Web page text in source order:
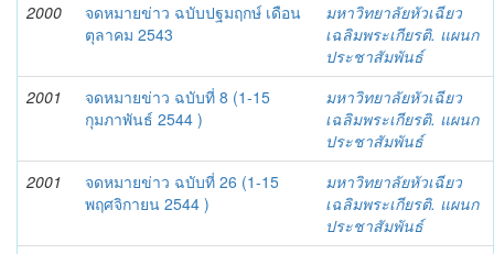
2000
จดหมายข่าว ฉบับปฐมฤกษ์ เดือน
ตุลาคม 2543
มหาวิทยาลัยหัวเฉียว
เฉลิมพระเกียรติ. แผนก
ประชาสัมพันธ์
2001
จดหมายข่าว ฉบับที่ 8 (1-15
กุมภาพันธ์ 2544 )
มหาวิทยาลัยหัวเฉียว
เฉลิมพระเกียรติ. แผนก
ประชาสัมพันธ์
2001
จดหมายข่าว ฉบับที่ 26 (1-15
พฤศจิกายน 2544 )
มหาวิทยาลัยหัวเฉียว
เฉลิมพระเกียรติ. แผนก
ประชาสัมพันธ์